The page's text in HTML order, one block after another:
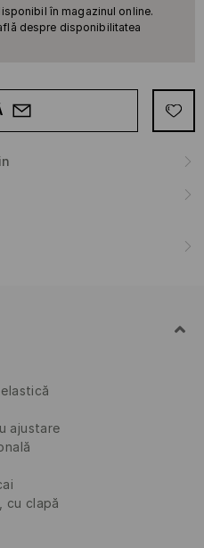
în magazinul online.
despre disponibilitatea
ajustare
cu clapă